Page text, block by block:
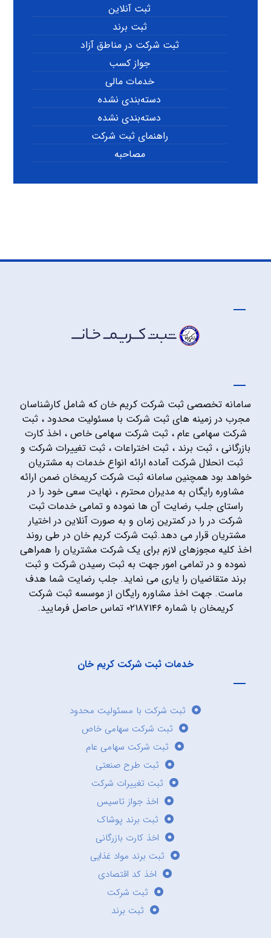
ثبت آنلاین
ثبت برند
ثبت شرکت در مناطق آزاد
جواز کسب
خدمات مالی
دسته‌بندی نشده
دسته‌بندی نشده
راهنمای ثبت شرکت
مصاحبه
سامانه تخصصی ثبت شرکت کریم خان که شامل کارشناسان
مجرب در زمینه های ثبت شرکت با مسئولیت محدود ، ثبت
شرکت سهامی عام ، ثبت شرکت سهامی خاص ، اخذ کارت
بازرگانی ، ثبت برند ، ثبت اختراعات ، ثبت تغییرات شرکت و
ثبت انحلال شرکت آماده ارائه انواع خدمات به مشتریان
خواهد بود همچنین سامانه ثبت شرکت کریمخان ضمن ارائه
مشاوره رایگان به مدیران محترم ، نهایت سعی خود را در
راستای جلب رضایت آن ها نموده و تمامی خدمات ثبت
شرکت در را در کمترین زمان و به صورت آنلاین در اختیار
مشتریان قرار می دهد.ثبت شرکت کریم خان در طی روند
اخذ کلیه مجوزهای لازم برای یک شرکت مشتریان را همراهی
نموده و در تمامی امور جهت به ثبت رسیدن شرکت و ثبت
برند متقاضیان را یاری می نماید. جلب رضایت شما هدف
ماست. جهت اخذ مشاوره رایگان از موسسه ثبت شرکت
کریمخان با شماره ۰۲۱۸۷۱۴۶ تماس حاصل فرمایید.
خدمات ثبت شرکت کریم خان
ثبت شرکت با مسئولیت محدود
ثبت شرکت سهامی خاص
ثبت شرکت سهامی عام
ثبت طرح صنعتی
ثبت تغییرات شرکت
اخذ جواز تاسیس
ثبت برند پوشاک
اخذ کارت بازرگانی
ثبت برند مواد غذایی
اخذ کد اقتصادی
ثبت شرکت
ثبت برند